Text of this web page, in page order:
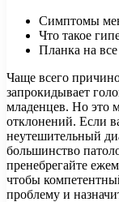
Симптомы
Что такое
Планка на
Чаще всего
запрокидывает
младенцев. Но это
отклонений. Если
неутешительный
большинство
пренебрегайте
чтобы
проблему и